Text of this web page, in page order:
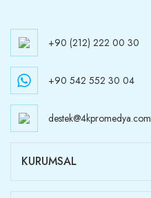
+90 (212) 222 00 30
+90 542 552 30 04
destek@4kpromedya.com
KURUMSAL